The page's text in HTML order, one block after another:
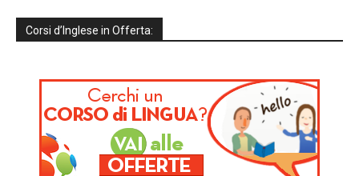
Corsi d’Inglese in Offerta: